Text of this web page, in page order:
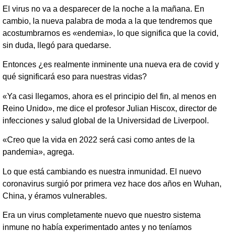
El virus no va a desparecer de la noche a la mañana. En
cambio, la nueva palabra de moda a la que tendremos que
acostumbrarnos es «endemia», lo que significa que la covid,
sin duda, llegó para quedarse.
Entonces ¿es realmente inminente una nueva era de covid y
qué significará eso para nuestras vidas?
«Ya casi llegamos, ahora es el principio del fin, al menos en
Reino Unido», me dice el profesor Julian Hiscox, director de
infecciones y salud global de la Universidad de Liverpool.
«Creo que la vida en 2022 será casi como antes de la
pandemia», agrega.
Lo que está cambiando es nuestra inmunidad. El nuevo
coronavirus surgió por primera vez hace dos años en Wuhan,
China, y éramos vulnerables.
Era un virus completamente nuevo que nuestro sistema
inmune no había experimentado antes y no teníamos